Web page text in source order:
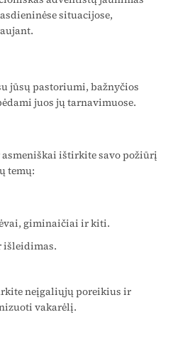
situacijose,
jūsų pastoriumi, bažnyčios
juos jų tarnavimuose.
ištirkite savo požiūrį
temų:
giminaičiai ir kiti.
išleidimas.
neįgaliųjų poreikius ir
vakarėlį.